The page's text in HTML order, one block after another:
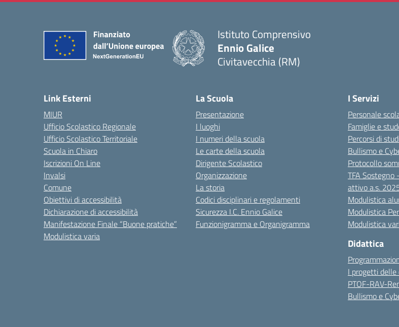
Istituto Comprensivo
Ennio Galice
Civitavecchia (RM)
Link Esterni
MIUR
Ufficio Scolastico Regionale
Ufficio Scolastico Territoriale
Scuola in Chiaro
Iscrizioni On Line
Invalsi
Comune
Obiettivi di accessibilità
Dichiarazione di accessibilità
Manifestazione Finale “Buone pratiche”
Modulistica varia
La Scuola
Presentazione
I luoghi
I numeri della scuola
Le carte della scuola
Dirigente Scolastico
Organizzazione
La storia
Codici disciplinari e regolamenti
Sicurezza I.C. Ennio Galice
Funzionigramma e Organigramma
I Servizi
Personale
Famiglie e
Percorsi di
Bullismo e
Protocollo
TFA Sostegno
attivo a.s.
Modulistica
Modulistica
Modulistica
Didattica
I progetti delle
PTOF-RAV-
Bullismo e